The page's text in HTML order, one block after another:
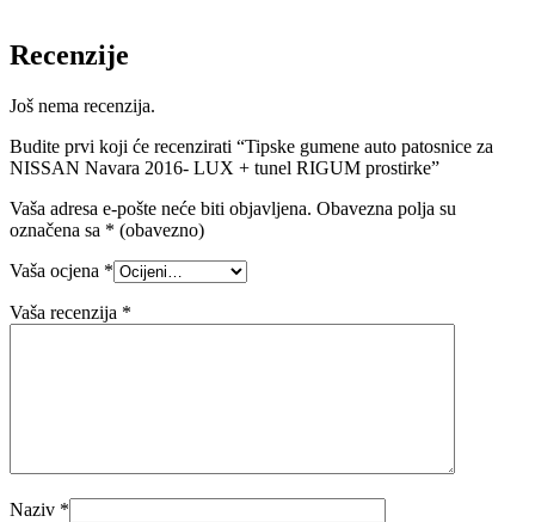
Recenzije
Još nema recenzija.
Budite prvi koji će recenzirati “Tipske gumene auto patosnice za
NISSAN Navara 2016- LUX + tunel RIGUM prostirke”
Vaša adresa e-pošte neće biti objavljena. Obavezna polja su
označena sa * (obavezno)
Vaša ocjena *
Vaša recenzija *
Naziv *